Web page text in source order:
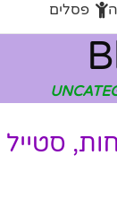
פסלים